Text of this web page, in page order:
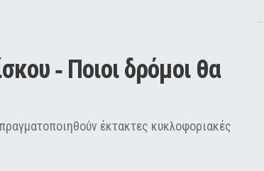
‑ Ποιοι δρόμοι θα
έκτακτες κυκλοφοριακές